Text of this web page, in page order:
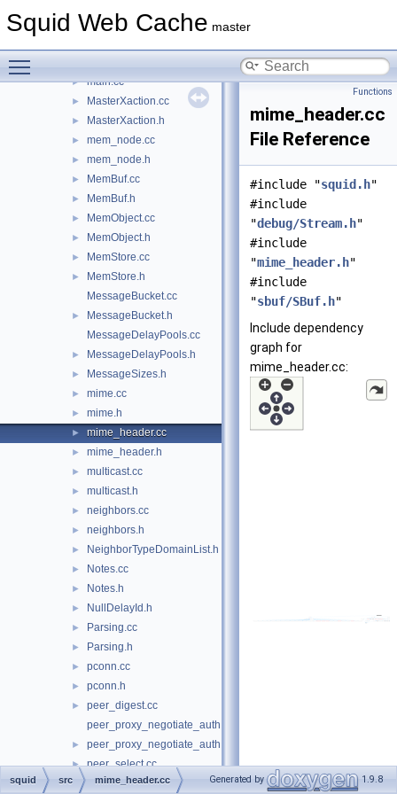
Squid Web Cache master
LogTags.cc
► main.cc
► MasterXaction.cc
► MasterXaction.h
► mem_node.cc
► mem_node.h
► MemBuf.cc
► MemBuf.h
► MemObject.cc
► MemObject.h
► MemStore.cc
►
MemStore.h
MessageBucket.cc
►
MessageBucket.h
MessageDelayPools.cc
► MessageDelayPools.h
► MessageSizes.h
► mime.cc
► mime.h
► mime_header.cc
► mime_header.h
► multicast.cc
► multicast.h
► neighbors.cc
► neighbors.h
► NeighborTypeDomainList.h
► Notes.cc
► Notes.h
► NullDelayId.h
► Parsing.cc
► Parsing.h
► pconn.cc
► pconn.h
►
peer_digest.cc
peer_proxy_negotiate_auth.cc
► peer_proxy_negotiate_auth.h
► peer_select.cc
► peer_sourcehash.cc
Functions
mime_header.cc
File Reference
#include "squid.h"
#include
"debug/Stream.h"
#include
"mime_header.h"
#include
"sbuf/SBuf.h"
Include dependency
graph for
mime_header.cc:
squid src mime_header.cc Generated by 1.9.8